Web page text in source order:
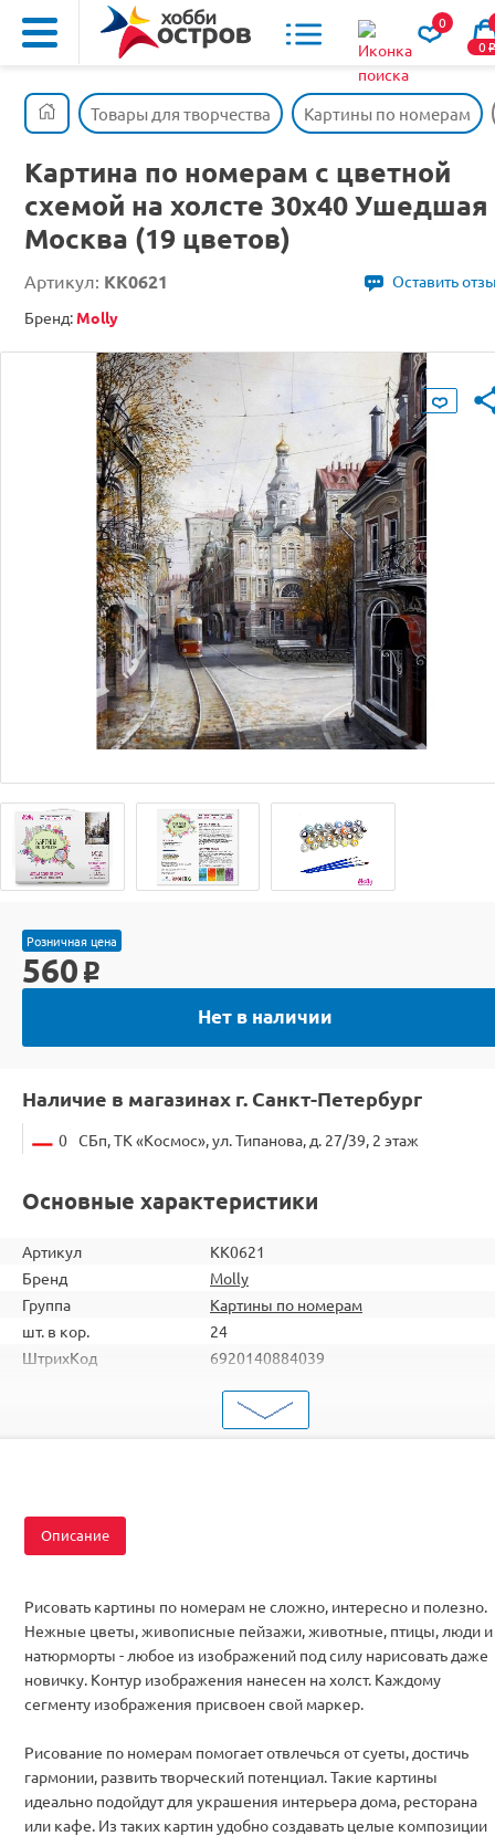
0
0o
Товары для творчества Картины по номерам
Картина по номерам с цветной
схемой на холсте 30х40 Ушедшая
Москва (19 цветов)
Артикул: KK0621
Оставить
Бренд: Molly
Розничная цена
560 o
Нет в наличии
Наличие в магазинах г. Санкт-Петербург
0 СБп, ТК «Космос», ул. Типанова, д. 27/39, 2 этаж
Основные характеристики
Артикул
KK0621
Бренд
Molly
Группа
Картины по номерам
шт. в кор.
24
ШтрихКод
6920140884039
Пейзаж
Описание
Рисовать картины по номерам не сложно, интересно и полезно.
Нежные цветы, живописные пейзажи, животные, птицы, люди и
натюрморты - любое из изображений под силу нарисовать даже
новичку. Контур изображения нанесен на холст. Каждому
сегменту изображения присвоен свой маркер.
Рисование по номерам помогает отвлечься от суеты, достичь
гармонии, развить творческий потенциал. Такие картины
идеально подойдут для украшения интерьера дома, ресторана
или кафе. Из таких картин удобно создавать целые композиции